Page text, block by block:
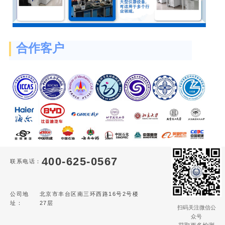
合作客户
联系电话： 400-625-0567
公司地
址：
北京市丰台区南三环西路16号2号楼
27层
扫码关注微信公
众号